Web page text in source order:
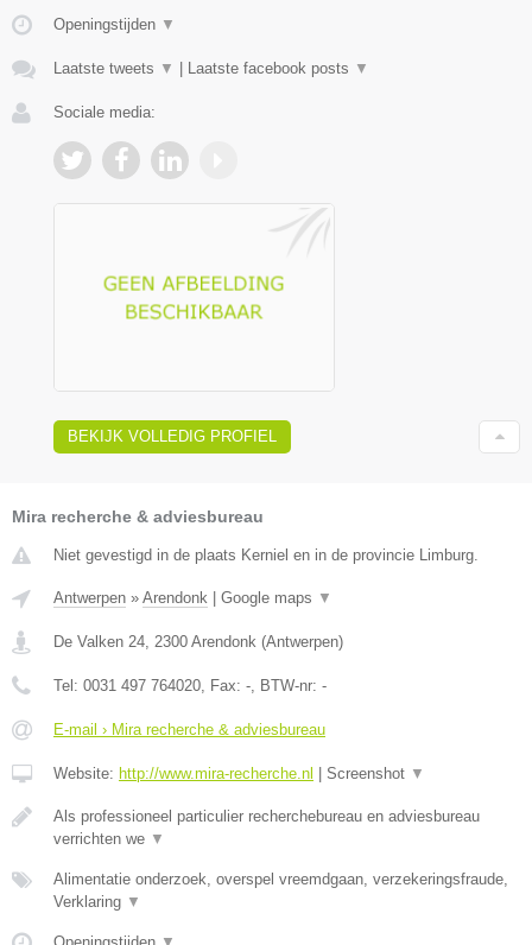
Openingstijden ▼
Laatste tweets ▼ Laatste facebook posts ▼
Sociale media:
BEKIJK VOLLEDIG PROFIEL
Mira recherche & adviesbureau
Niet gevestigd in de plaats Kerniel en in de provincie Limburg.
Antwerpen » Arendonk Google maps ▼
De Valken 24 2300 Arendonk (Antwerpen)
Tel: 0031 497 764020 , Fax: - , BTW-nr: -
E-mail › Mira recherche & adviesbureau
Website: http://www.mira-recherche.nl Screenshot ▼
Als professioneel particulier recherchebureau en adviesbureau
verrichten we ▼
Alimentatie onderzoek, overspel vreemdgaan, verzekeringsfraude,
Verklaring ▼